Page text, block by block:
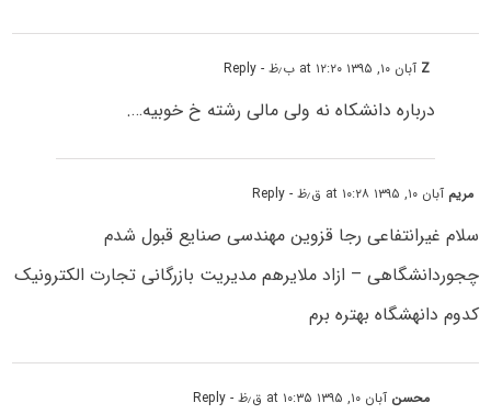
Z آبان ۱۰, ۱۳۹۵ at ۱۲:۲۰ ب٫ظ - Reply
درباره دانشکاه نه ولی مالی رشته خ خوبیه….
مریم آبان ۱۰, ۱۳۹۵ at ۱۰:۲۸ ق٫ظ - Reply
سلام غیرانتفاعی رجا قزوین مهندسی صنایع قبول شدم
چجوردانشگاهی – ازاد ملایرهم مدیریت بازرگانی تجارت الکترونیک
کدوم دانهشگاه بهتره برم
محسن آبان ۱۰, ۱۳۹۵ at ۱۰:۳۵ ق٫ظ - Reply